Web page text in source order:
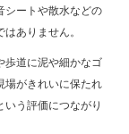
シートや散水などの
ありません。
歩道に泥や細かなゴ
場がきれいに保たれ
う評価につながり